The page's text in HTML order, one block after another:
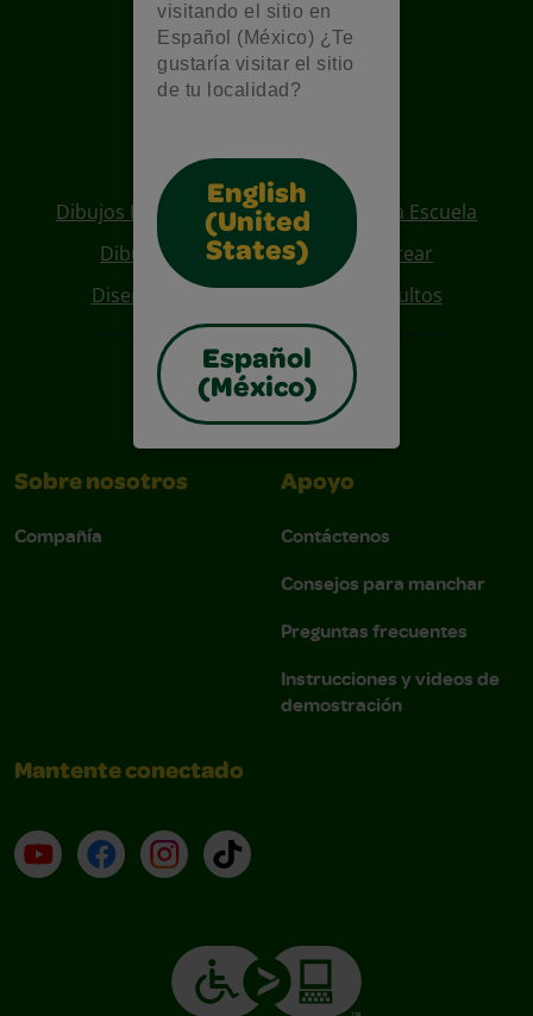
visitando el sitio en
Español (México) ¿Te
gustaría visitar el sitio
de tu localidad?
English
(United
States)
Español
(México)
Also of Interest
Dibujos Para Colorear De Regreso A La Escuela
Dibujos De Personajes Para Colorear
Diseños Para Coloreables Para Adultos
Sobre nosotros
Compañía
Apoyo
Contáctenos
Consejos para manchar
Preguntas frecuentes
Instrucciones y videos de
demostración
Mantente conectado
YouTube (en inglés)
Facebook (en inglés)
Instagram (en inglés)
TikTok